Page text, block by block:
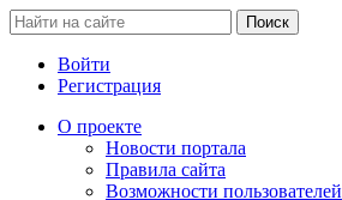
Войти
Регистрация
О проекте
Новости портала
Правила сайта
Возможности пользователей